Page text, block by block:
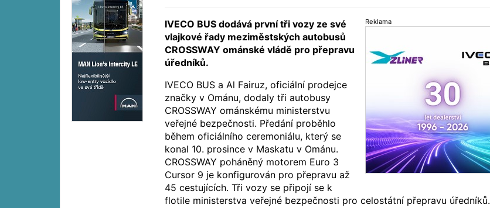
Reklama
IVECO BUS dodává první tři vozy ze své
vlajkové řady meziměstských autobusů
CROSSWAY ománské vládě pro přepravu
úředníků.
IVECO BUS a Al Fairuz, oficiální prodejce
značky v Ománu, dodaly tři autobusy
CROSSWAY ománskému ministerstvu
veřejné bezpečnosti. Předání proběhlo
během oficiálního ceremoniálu, který se
konal 10. prosince v Maskatu v Ománu.
CROSSWAY poháněný motorem Euro 3
Cursor 9 je konfigurován pro přepravu až
45 cestujících. Tři vozy se připojí se k
flotile ministerstva veřejné bezpečnosti pro celostátní přepravu úředníků.